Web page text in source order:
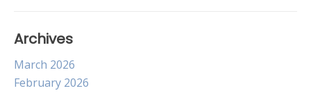
Archives
March 2026
February 2026